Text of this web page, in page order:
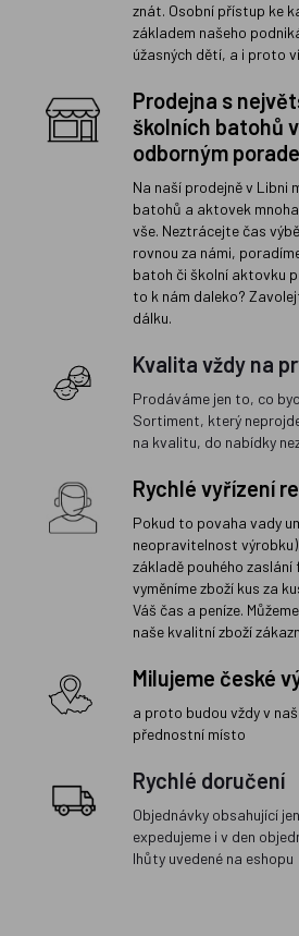
znát. Osobní přístup ke
základem našeho
úžasných dětí, a i proto
Prodejna s
školních batohů
odborným
Na naší prodejně v Libni
batohů a aktovek
vše. Neztrácejte čas
rovnou za námi,
batoh či školní aktovku
to k nám daleko?
dálku.
Kvalita vždy na
Prodáváme jen to, co
Sortiment, který
na kvalitu, do nabídky
Rychlé vyřízení
Pokud to povaha vady
neopravitelnost
základě pouhého
vyměníme zboží kus za
Váš čas a peníze.
naše kvalitní zboží
Milujeme české
a proto budou vždy v
přednostní místo
Rychlé doručení
Objednávky obsahující
expedujeme i v den
lhůty uvedené na eshopu